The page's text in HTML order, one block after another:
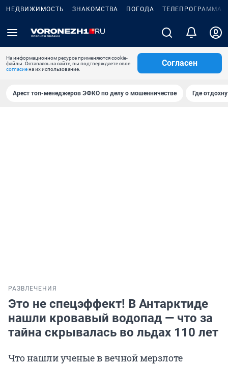
НЕДВИЖИМОСТЬ ЗНАКОМСТВА ПОГОДА ТЕЛЕПРОГРАММА
На информационном ресурсе применяются cookie-
файлы. Оставаясь на сайте, вы подтверждаете свое
согласиена их использование.
Согласен
Арест топ-менеджеров ЭФКО по делу о мошенничестве Где
РАЗВЛЕЧЕНИЯ
Это не спецэффект! В Антарктиде
нашли кровавый водопад — что за
тайна скрывалась во льдах 110 лет
Что нашли ученые в вечной мерзлоте